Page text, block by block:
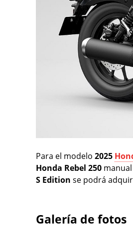
Para el modelo 2025
Honda Rebel 250
S Edition se podrá
Galería de fotos